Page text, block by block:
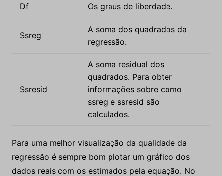
Df Os graus de liberdade.
Ssreg
A soma dos quadrados da
regressão.
Ssresid
A soma residual dos
quadrados. Para obter
informações sobre como
ssreg e ssresid são
calculados.
Para uma melhor visualização da qualidade da
regressão é sempre bom plotar um gráfico dos
dados reais com os estimados pela equação. No